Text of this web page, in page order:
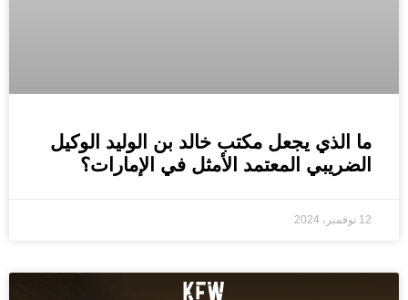
ما الذي يجعل مكتب خالد بن الوليد الوكيل
الضريبي المعتمد الأمثل في الإمارات؟
12 نوفمبر، 2024